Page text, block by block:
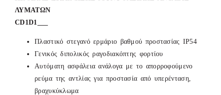
ΛΥΜΑΤΩΝ
CD1D1___
Πλαστικό στεγανό ερμάριο βαθμού προστασίας ΙΡ54
Γενικός διπολικός ραγοδιακόπτης φορτίου
Aυτόματη ασφάλεια ανάλογα με το απορροφούμενο
ρεύμα της αντλίας για προστασία από υπερένταση,
βραχυκύκλωμα